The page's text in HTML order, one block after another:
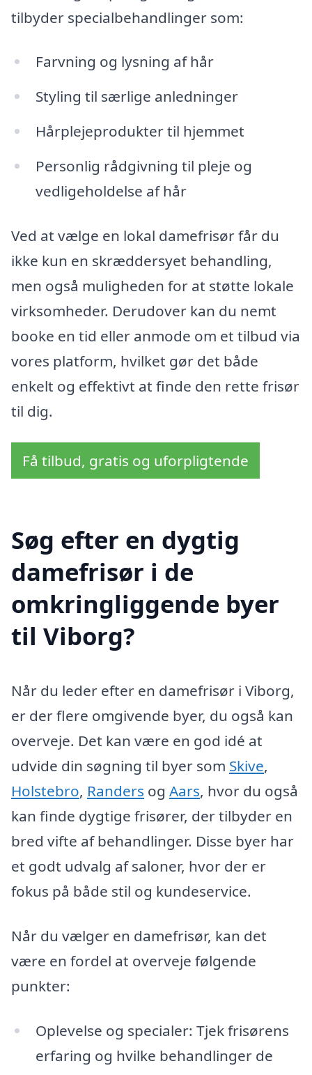
tilbyder specialbehandlinger som:
Farvning og lysning af hår
Styling til særlige anledninger
Hårplejeprodukter til hjemmet
Personlig rådgivning til pleje og
vedligeholdelse af hår
Ved at vælge en lokal damefrisør får du
ikke kun en skræddersyet behandling,
men også muligheden for at støtte lokale
virksomheder. Derudover kan du nemt
booke en tid eller anmode om et tilbud via
vores platform, hvilket gør det både
enkelt og effektivt at finde den rette frisør
til dig.
Få tilbud, gratis og uforpligtende
Søg efter en dygtig
damefrisør i de
omkringliggende byer
til Viborg?
Når du leder efter en damefrisør i Viborg,
er der flere omgivende byer, du også kan
overveje. Det kan være en god idé at
udvide din søgning til byer som Skive,
Holstebro, Randers og Aars, hvor du også
kan finde dygtige frisører, der tilbyder en
bred vifte af behandlinger. Disse byer har
et godt udvalg af saloner, hvor der er
fokus på både stil og kundeservice.
Når du vælger en damefrisør, kan det
være en fordel at overveje følgende
punkter:
Oplevelse og specialer: Tjek frisørens
erfaring og hvilke behandlinger de